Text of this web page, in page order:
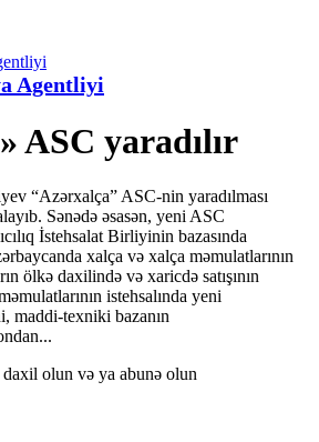
Agentliyi
ASC yaradılır
“Azərxalça” ASC-nin yaradılması
Sənədə əsasən, yeni ASC
İstehsalat Birliyinin bazasında
xalça və xalça məmulatlarının
ölkə daxilində və xaricdə satışının
istehsalında yeni
maddi-texniki bazanın
olun və ya abunə olun